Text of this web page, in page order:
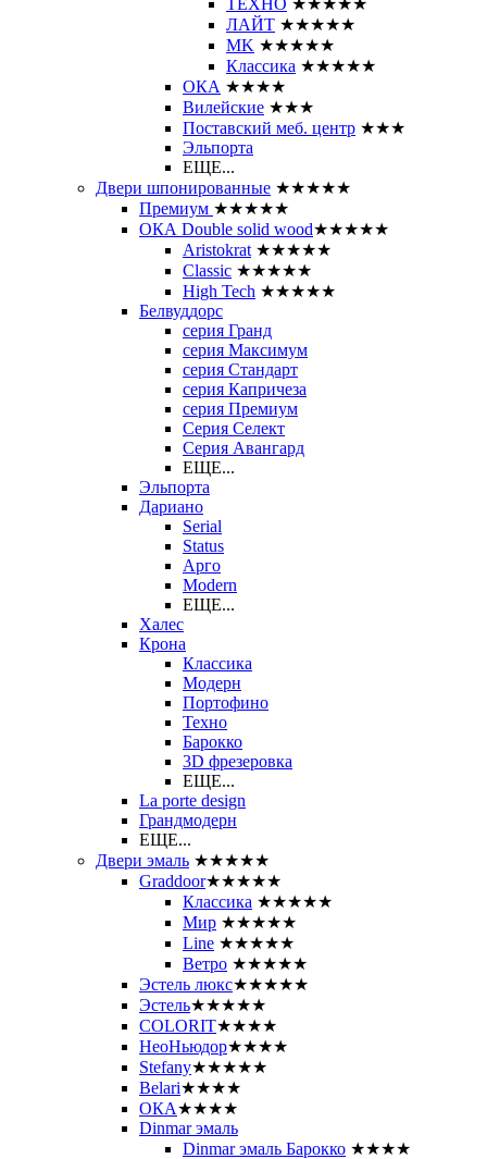
ЛАЙТ ★★★★★
MK ★★★★★
Классика ★★★★★
ОКА ★★★★
Вилейские ★★★
Поставский меб. центр ★★★
Эльпорта
ЕЩЕ...
Двери шпонированные ★★★★★
Премиум ★★★★★
ОКА Double solid wood★★★★★
Aristokrat ★★★★★
Classic ★★★★★
High Tech ★★★★★
Белвуддорс
серия Гранд
серия Максимум
серия Стандарт
серия Капричеза
серия Премиум
Серия Селект
Серия Авангард
ЕЩЕ...
Эльпорта
Дариано
Serial
Status
Арго
Modern
ЕЩЕ...
Халес
Крона
Классика
Модерн
Портофино
Техно
Барокко
3D фрезеровка
ЕЩЕ...
La porte design
Грандмодерн
ЕЩЕ...
Двери эмаль ★★★★★
Graddoor★★★★★
Классика ★★★★★
Мир ★★★★★
Line ★★★★★
Ветро ★★★★★
Эстель люкс★★★★★
Эстель★★★★★
COLORIT★★★★
НеоНьюдор★★★★
Stefany★★★★★
Belari★★★★
ОКА★★★★
Dinmar эмаль
Dinmar эмаль Барокко ★★★★